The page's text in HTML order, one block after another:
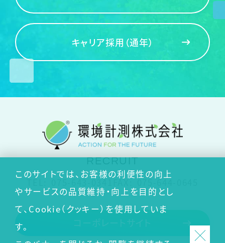
このサイトでは、お客様の利便性の向上
やサービスの品質維持・向上を目的とし
て、Cookie（クッキー）を使用していま
す。
キャリア採用（通年）
RECRUIT
075-643-0341 FAX: 075-644-0645